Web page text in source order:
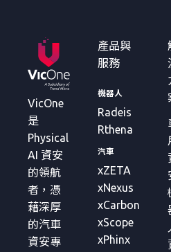
VicOne
是
Physical
AI 資安
的領航
者，憑
藉深厚
的汽車
資安專
產品與
服務
機器人
Radeis
Rthena
汽車
xZETA
xNexus
xCarbon
xScope
xPhinx